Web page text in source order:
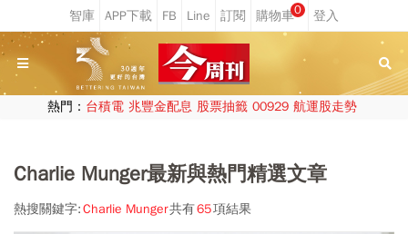
0
熱門： 台積電 兆豐金配息 股票抽籤 00929 航運股走勢
Charlie Munger最新與熱門精選文章
熱搜關鍵字:Charlie Munger共有65項結果